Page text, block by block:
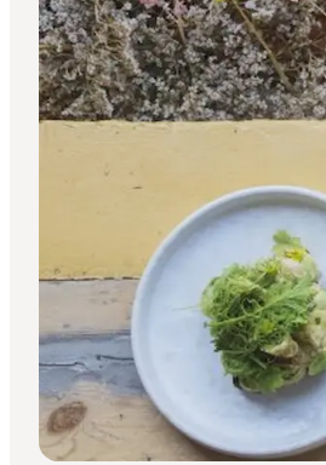
CopenPay
Copenhagen Card